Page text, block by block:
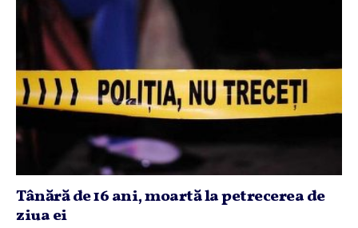
Tânără de 16 ani, moartă la petrecerea de
ziua ei